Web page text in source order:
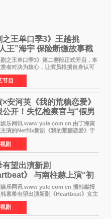
之王单口季3》王越挑
王”海宇 保险断缴故事戳
痛点
王单口季3》第二赛段正式开启，本
者对决为核心，让演员根据自身认可
在作品碰撞中完成一次喜剧创作者之
。这里有实力相当的正面对抗，也有老
手之
节目
安河英《我的荒糖恋爱》
公开！失忆检察官与“假男
罗曼史来
讯 www yule com cn 由丁海寅
演的Netflix新剧《我的荒糖恋爱》于
主海报，正式进入开播倒计时。 海
人并肩站在充满怀旧气息的九津麦芽村
剧
有望出演新剧
》 与南柱赫上演“初
”奇幻罗曼史
网讯 www yule com cn 据韩媒报
素希有望出演新剧《Heartbeat》女主
柱赫合作，引发高度关注。 韩素希
演能够看到过去的女人洪莎朗一角，因
剧